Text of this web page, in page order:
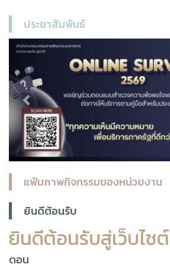
ประชาสัมพันธ์
Previous
แฟ้มภาพกิจกรรมของหน่วยงาน
ยินดีต้อนรับ
ยินดีต้อนรับสู่เว็บไซต์
ดอน